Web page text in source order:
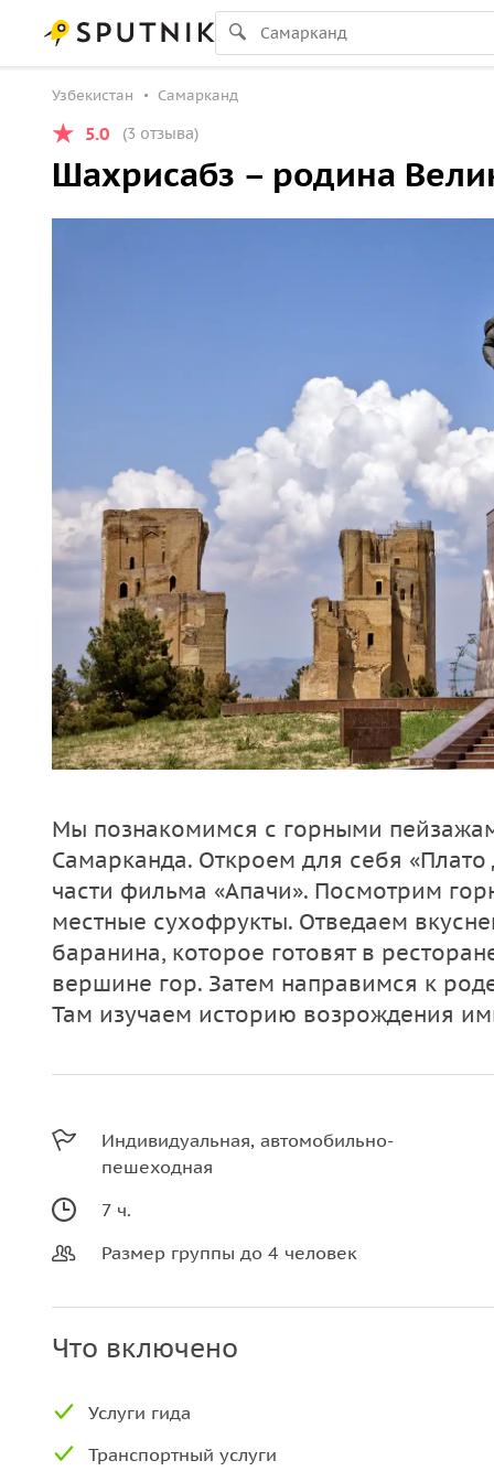
Узбекистан Самарканд
5.0 (3 отзыва)
Шахрисабз – родина
Мы познакомимся с горными
Самарканда. Откроем для себя
части фильма «Апачи». Посмотрим
местные сухофрукты. Отведаем
баранина, которое готовят в
вершине гор. Затем направимся к
Там изучаем историю возрождения
Индивидуальная, автомобильно-
пешеходная
7 ч.
Размер группы до 4 человек
Что включено
Услуги гида
Транспортный услуги